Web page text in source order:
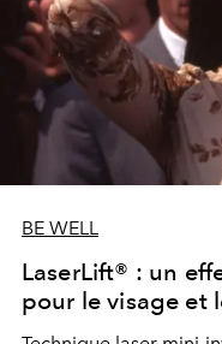
BE WELL
LaserLift® : un
pour le visage et